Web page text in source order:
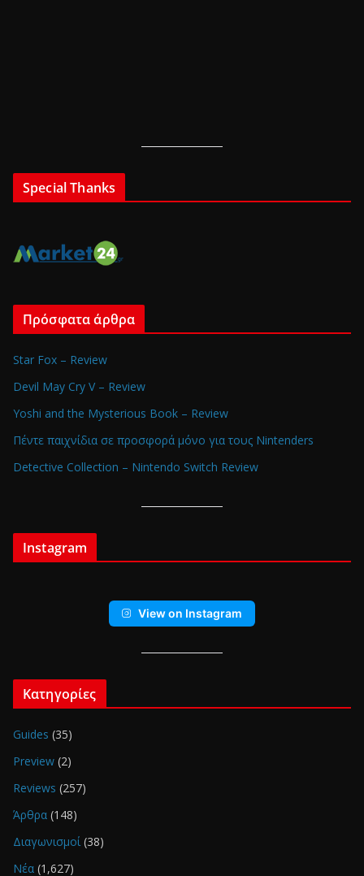
Special Thanks
Πρόσφατα άρθρα
Star Fox – Review
Devil May Cry V – Review
Yoshi and the Mysterious Book – Review
Πέντε παιχνίδια σε προσφορά μόνο για τους Nintenders
Detective Collection – Nintendo Switch Review
Instagram
View on Instagram
Κατηγορίες
Guides (35)
Preview (2)
Reviews (257)
Άρθρα (148)
Διαγωνισμοί(38)
Νέα (1,627)